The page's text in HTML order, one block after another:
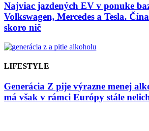
Najviac jazdených EV v ponuke
Volkswagen, Mercedes a Tesla.
skoro nič
LIFESTYLE
Generácia Z pije výrazne menej
má však v rámci Európy stále